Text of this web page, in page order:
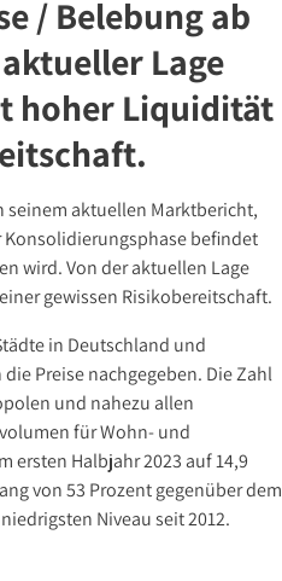
/ Belebung ab
Lage
hoher Liquidität
seinem aktuellen Marktbericht,
befindet
wird. Von der aktuellen Lage
gewissen Risikobereitschaft.
in Deutschland und
Preise nachgegeben. Die Zahl
und nahezu allen
für Wohn- und
ersten Halbjahr 2023 auf 14,9
von 53 Prozent gegenüber dem
Niveau seit 2012.